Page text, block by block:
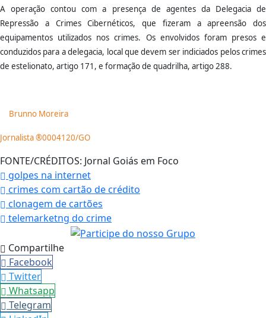
A operação contou com a presença de agentes da Delegacia de
Repressão a Crimes Cibernéticos, que fizeram a apreensão dos
equipamentos utilizados nos crimes. Os envolvidos foram presos e
conduzidos para a delegacia, local que devem ser indiciados pelos crimes
de estelionato, artigo 171, e formação de quadrilha, artigo 288.
Brunno Moreira
Jornalista ®0004120/GO
FONTE/CRÉDITOS: Jornal Goiás em Foco
golpes na internet
crimes com cartão de crédito
clonagem de cartões
telemarketng do crime
Compartilhe
Facebook
Twitter
Whatsapp
Telegram